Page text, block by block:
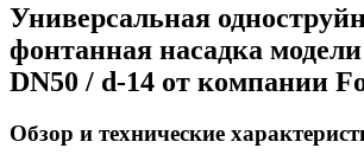
Универсальная
фонтанная насадка
DN50 / d-14 от компании
Обзор и технические